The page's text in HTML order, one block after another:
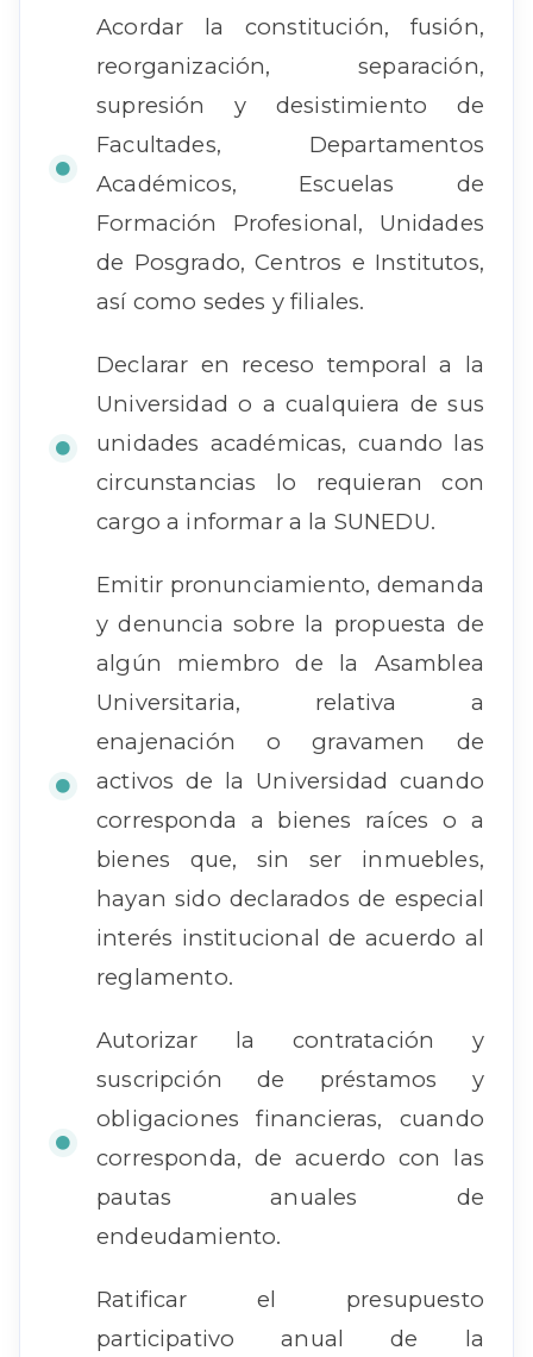
Acordar la constitución, fusión,
reorganización, separación,
supresión y desistimiento de
Facultades, Departamentos
Académicos, Escuelas de
Formación Profesional, Unidades
de Posgrado, Centros e Institutos,
así como sedes y filiales.
Declarar en receso temporal a la
Universidad o a cualquiera de sus
unidades académicas, cuando las
circunstancias lo requieran con
cargo a informar a la SUNEDU.
Emitir pronunciamiento, demanda
y denuncia sobre la propuesta de
algún miembro de la Asamblea
Universitaria, relativa a
enajenación o gravamen de
activos de la Universidad cuando
corresponda a bienes raíces o a
bienes que, sin ser inmuebles,
hayan sido declarados de especial
interés institucional de acuerdo al
reglamento.
Autorizar la contratación y
suscripción de préstamos y
obligaciones financieras, cuando
corresponda, de acuerdo con las
pautas anuales de
endeudamiento.
Ratificar el presupuesto
participativo anual de la